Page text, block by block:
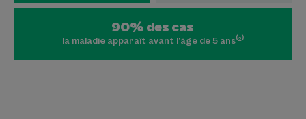
90% des cas
la maladie apparaît avant l’âge de 5 ans⁽²⁾